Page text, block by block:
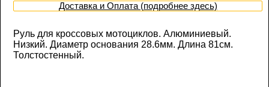
Доставка и Оплата (подробнее здесь)
Руль для кроссовых мотоциклов. Алюминиевый.
Низкий. Диаметр основания 28.6мм. Длина 81см.
Толстостенный.